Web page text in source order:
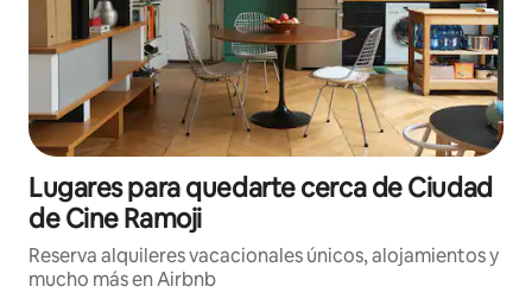
Lugares para quedarte cerca de Ciudad
de Cine Ramoji
Reserva alquileres vacacionales únicos, alojamientos y
mucho más en Airbnb